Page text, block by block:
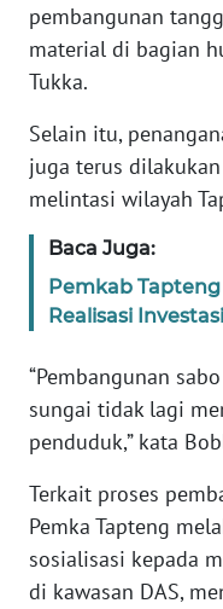
pembangunan
material di bagian
Tukka.
Selain itu,
juga terus
melintasi wilayah
Baca Juga:
Pemkab
Realisasi
“Pembangunan
sungai tidak lagi
penduduk,” kata
Terkait proses
Pemka Tapteng
sosialisasi kepada
di kawasan DAS,
SERAMBI
WN
WN
SULTRA
WN
NTB
SULTENG
WN
SULBAR
WN
BABEL